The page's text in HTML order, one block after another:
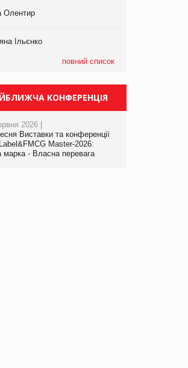
Олентир
Ільєнко
повний список
КОНФЕРЕНЦІЯ
2026 |
Виставки та конференції
Master-2026:
марка - Власна перевага